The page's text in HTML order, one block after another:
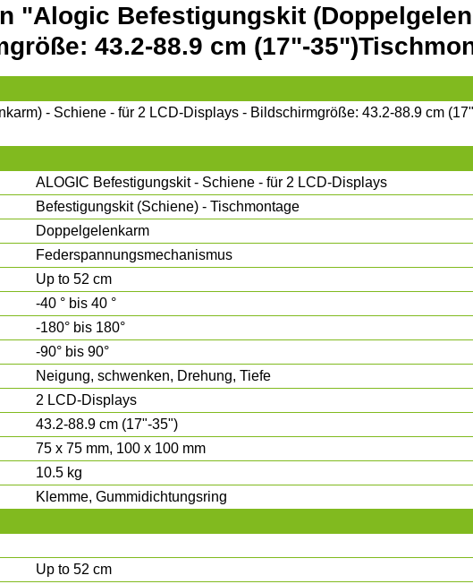
"Alogic Befestigungskit
43.2-88.9 cm (17"-
- Schiene - für 2 LCD-Displays - Bildschirmgröße: 43.2-88.9 cm
ALOGIC Befestigungskit - Schiene - für 2 LCD-Displays
Befestigungskit (Schiene) - Tischmontage
Doppelgelenkarm
Federspannungsmechanismus
Up to 52 cm
-40 ° bis 40 °
-180° bis 180°
-90° bis 90°
Neigung, schwenken, Drehung, Tiefe
2 LCD-Displays
43.2-88.9 cm (17"-35")
75 x 75 mm, 100 x 100 mm
10.5 kg
Klemme, Gummidichtungsring
Up to 52 cm